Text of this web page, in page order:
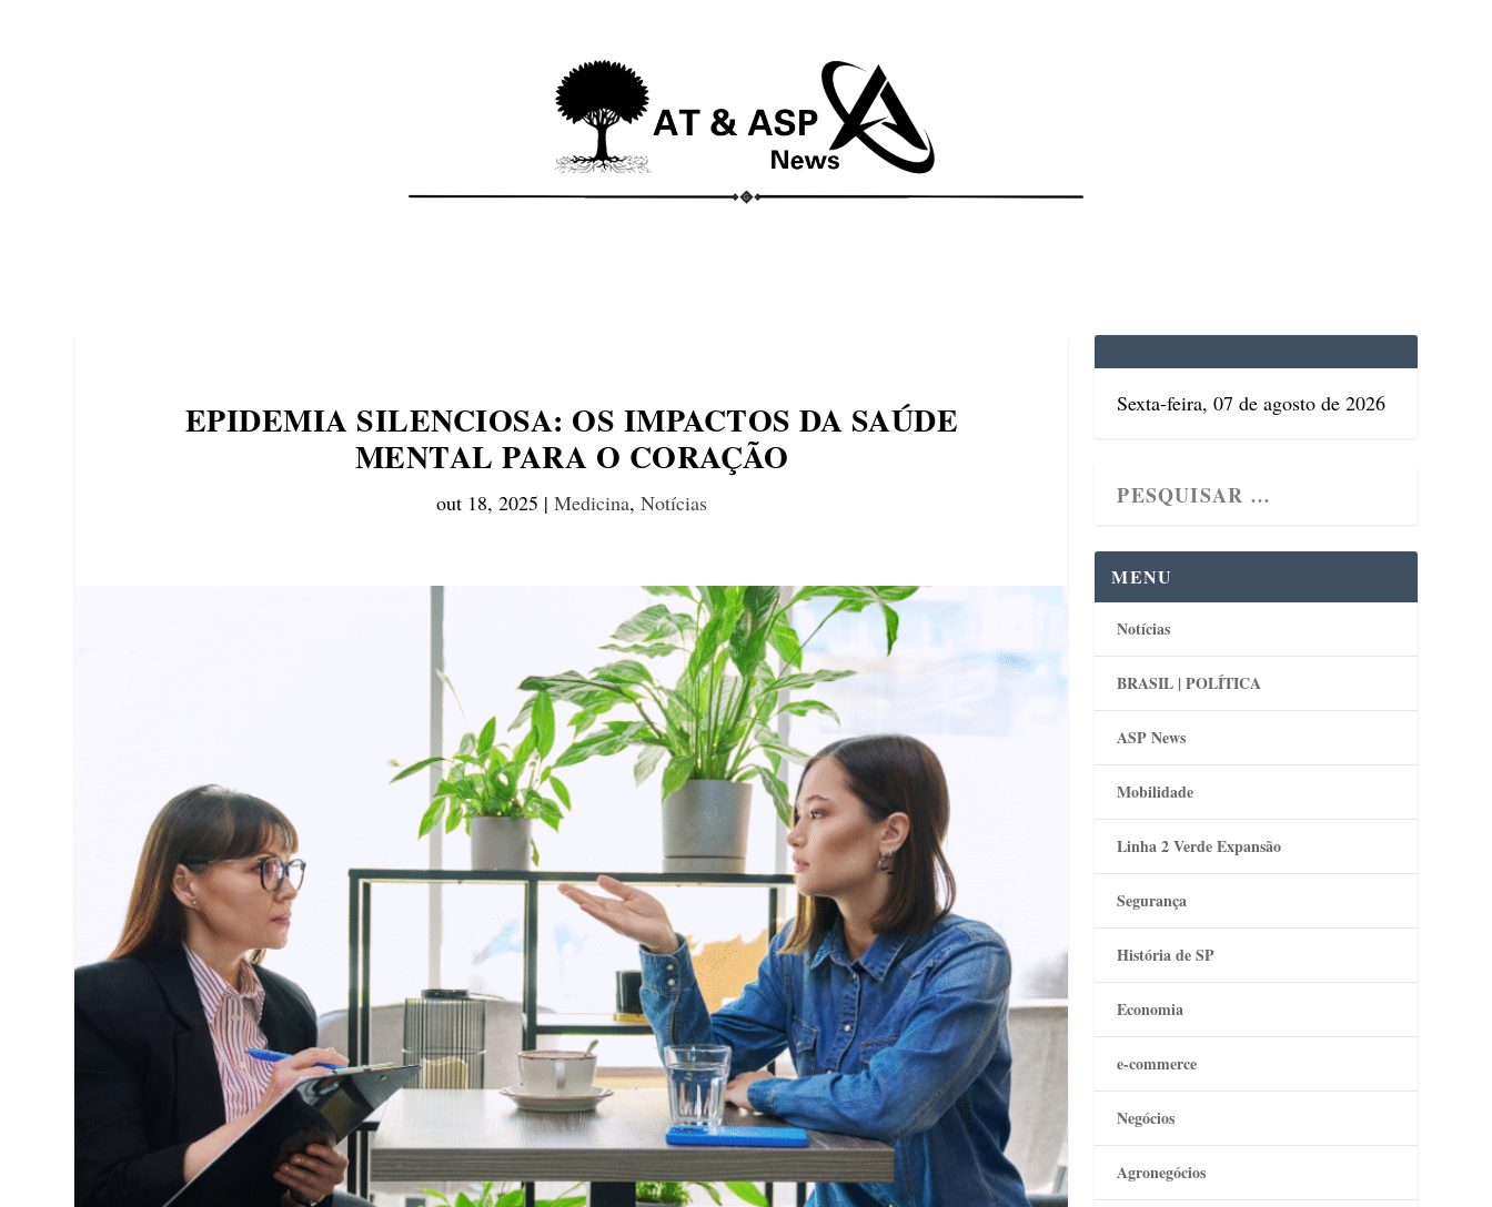
EPIDEMIA SILENCIOSA: OS IMPACTOS DA SAÚDE
MENTAL PARA O CORAÇÃO
out 18, 2025 | Medicina, Notícias
Sexta-feira, 07 de agosto de 2026
MENU
Notícias
BRASIL | POLÍTICA
ASP News
Mobilidade
Linha 2 Verde Expansão
Segurança
História de SP
Economia
e-commerce
Negócios
Agronegócios